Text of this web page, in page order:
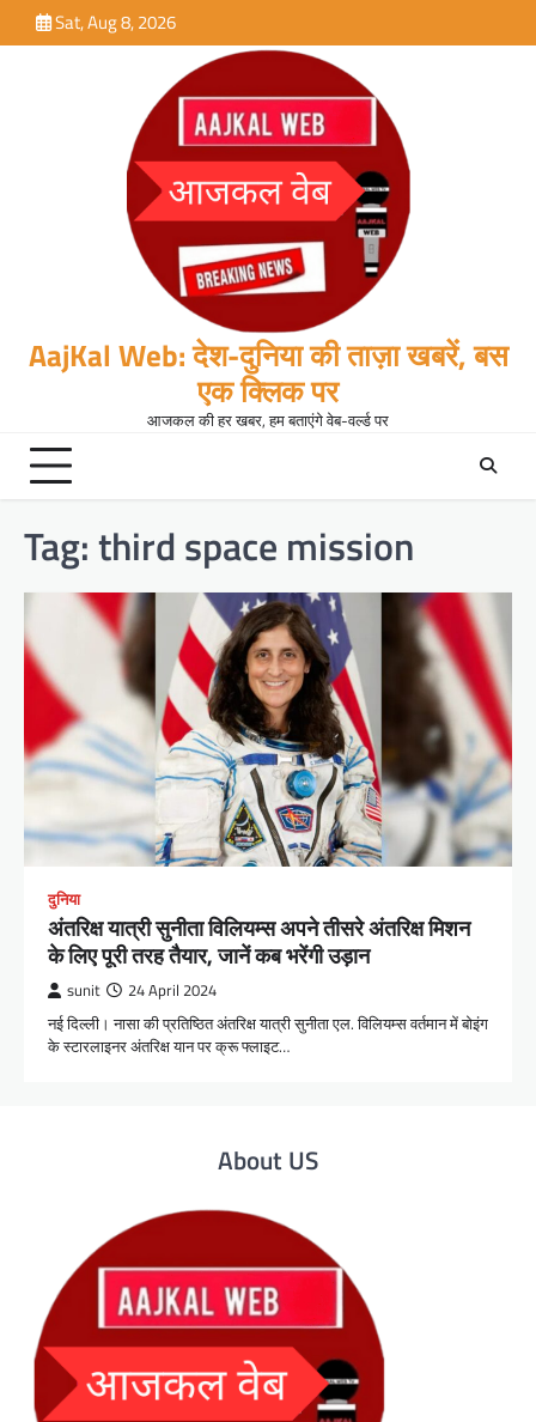
to
Sat, Aug 8, 2026
AajKal Web: देश-दुनिया की ताज़ा खबरें, बस
एक क्लिक पर
आजकल की हर खबर, हम बताएंगे वेब-वर्ल्ड पर
Tag:third space mission
दुनिया
अंतरिक्ष यात्री सुनीता विलियम्स अपने तीसरे अंतरिक्ष मिशन
के लिए पूरी तरह तैयार, जानें कब भरेंगी उड़ान
sunit 24 April 2024
नई दिल्ली। नासा की प्रतिष्ठित अंतरिक्ष यात्री सुनीता एल. विलियम्स वर्तमान में बोइंग
के स्टारलाइनर अंतरिक्ष यान पर क्रू फ्लाइट…
About US